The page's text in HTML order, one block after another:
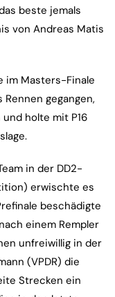
beste jemals
von Andreas Matis
im Masters-Finale
gegangen,
holte mit P16
in der DD2-
erwischte es
beschädigte
einem Rempler
unfreiwillig in der
(VPDR) die
Strecken ein